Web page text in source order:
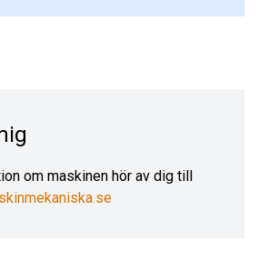
om maskinen hör av dig till